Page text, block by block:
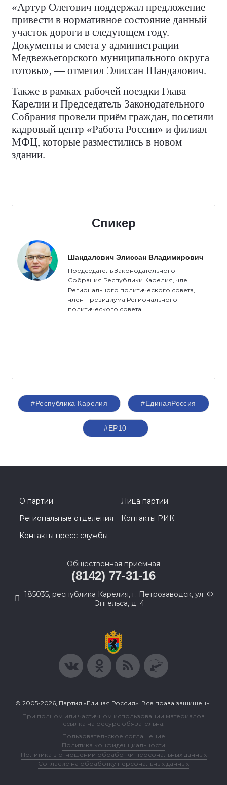
«Артур Олегович поддержал предложение
привести в нормативное состояние данный
участок дороги в следующем году.
Документы и смета у администрации
Медвежьегорского муниципального округа
готовы», — отметил Элиссан Шандалович.
Также в рамках рабочей поездки Глава
Карелии и Председатель Законодательного
Собрания провели приём граждан, посетили
кадровый центр «Работа России» и филиал
МФЦ, которые разместились в новом
здании.
Спикер
Шандалович Элиссан Владимирович
Председатель Законодательного
Собрания Республики Карелия, член
Регионального политического совета,
член Президиума Регионального
политического совета.
#Республика Карелия #ЕдинаяРоссия
#ЕР10
О партии
Лица партии
Региональные отделения
Контакты РИК
Контакты пресс-службы
Общественная приемная
(8142) 77-31-16
185035, республика Карелия, г. Петрозаводск, ул. Ф.
Энгельса, д. 4
© 2005-2026, Партия «Единая Россия». Все права защищены.
При полном или частичном использовании материалов
ссылка на ресурс обязательна.
Пользовательское соглашение
Политика конфиденциальности
Политика в отношении обработки персональных данных
Согласие на обработку персональных данных